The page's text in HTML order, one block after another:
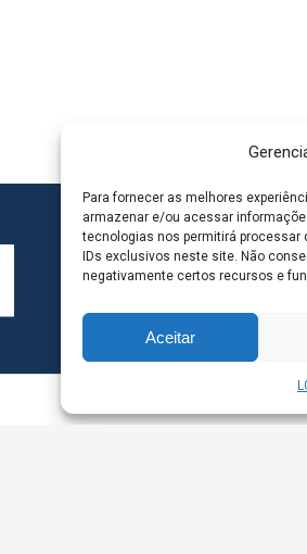
Para fornecer as melhores
armazenar e/ou acessar
tecnologias nos permitirá processar
IDs exclusivos neste site. Não
negativamente certos recursos e
Aceitar